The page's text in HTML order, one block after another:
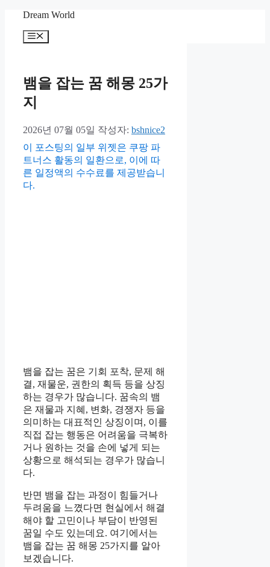
Dream World
메
뱀을 잡는 꿈 해몽 25가
지
2026년 07월 05일 작성자: bshnice2
이 포스팅의 일부 위젯은 쿠팡 파
트너스 활동의 일환으로, 이에 따
른 일정액의 수수료를 제공받습니
다.
뱀을 잡는 꿈은 기회 포착, 문제 해
결, 재물운, 권한의 획득 등을 상징
하는 경우가 많습니다. 꿈속의 뱀
은 재물과 지혜, 변화, 경쟁자 등을
의미하는 대표적인 상징이며, 이를
직접 잡는 행동은 어려움을 극복하
거나 원하는 것을 손에 넣게 되는
상황으로 해석되는 경우가 많습니
다.
반면 뱀을 잡는 과정이 힘들거나
두려움을 느꼈다면 현실에서 해결
해야 할 고민이나 부담이 반영된
꿈일 수도 있는데요. 여기에서는
뱀을 잡는 꿈 해몽 25가지를 알아
보겠습니다.